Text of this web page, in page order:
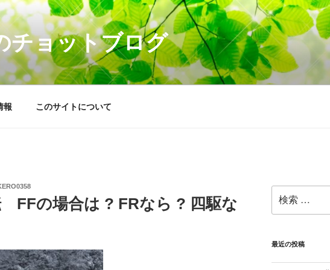
チョットブログ
報 このサイトについて
FFの場合は ? FRなら ? 四駆な
索:
最近の投稿